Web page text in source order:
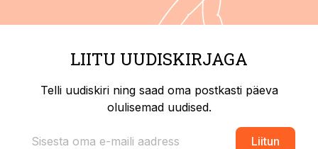
LIITU UUDISKIRJAGA
Telli uudiskiri ning saad oma postkasti päeva
olulisemad uudised.
Liitun